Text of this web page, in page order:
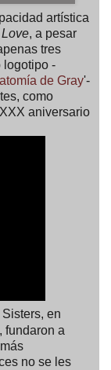
artística
, a pesar
tres
logotipo -
de Gray'-
como
aniversario
en
fundaron a
no se les